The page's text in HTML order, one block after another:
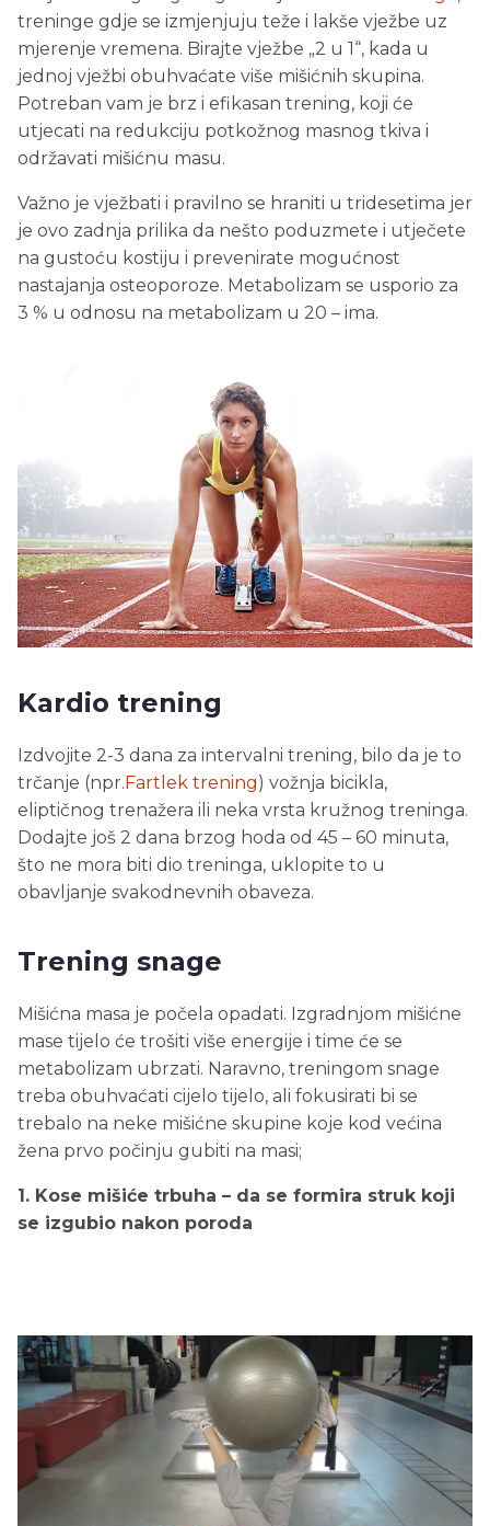
treninge gdje se izmjenjuju teže i lakše vježbe uz
mjerenje vremena. Birajte vježbe „2 u 1“, kada u
jednoj vježbi obuhvaćate više mišićnih skupina.
Potreban vam je brz i efikasan trening, koji će
utjecati na redukciju potkožnog masnog tkiva i
održavati mišićnu masu.
Važno je vježbati i pravilno se hraniti u tridesetima jer
je ovo zadnja prilika da nešto poduzmete i utječete
na gustoću kostiju i prevenirate mogućnost
nastajanja osteoporoze. Metabolizam se usporio za
3 % u odnosu na metabolizam u 20 – ima.
Kardio trening
Izdvojite 2-3 dana za intervalni trening, bilo da je to
trčanje (npr. Fartlek trening) vožnja bicikla,
eliptičnog trenažera ili neka vrsta kružnog treninga.
Dodajte još 2 dana brzog hoda od 45 – 60 minuta,
što ne mora biti dio treninga, uklopite to u
obavljanje svakodnevnih obaveza.
Trening snage
Mišićna masa je počela opadati. Izgradnjom mišićne
mase tijelo će trošiti više energije i time će se
metabolizam ubrzati. Naravno, treningom snage
treba obuhvaćati cijelo tijelo, ali fokusirati bi se
trebalo na neke mišićne skupine koje kod većina
žena prvo počinju gubiti na masi;
1. Kose mišiće trbuha – da se formira struk koji
se izgubio nakon poroda